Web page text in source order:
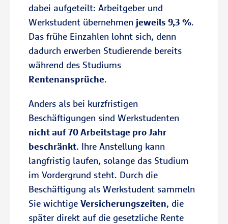
dabei aufgeteilt: Arbeitgeber und
Werkstudent übernehmen jeweils 9,3 %.
Das frühe Einzahlen lohnt sich, denn
dadurch erwerben Studierende bereits
während des Studiums
Rentenansprüche.
Anders als bei kurzfristigen
Beschäftigungen sind Werkstudenten
nicht auf 70 Arbeitstage pro Jahr
beschränkt. Ihre Anstellung kann
langfristig laufen, solange das Studium
im Vordergrund steht. Durch die
Beschäftigung als Werkstudent sammeln
Sie wichtige Versicherungszeiten, die
später direkt auf die gesetzliche Rente